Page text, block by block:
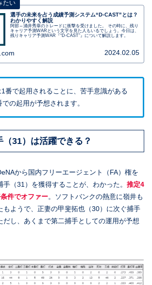
選手の未来を占う成績予測システム“D-CAST”とは？
わかりやすく解説
阿部⇔涌井秀章のトレードに衝撃を受けました。 その時に、残り
キャリア予測WARという文字を見た人もいるでしょう。今日は、
残りキャリア予測WAR『“D-CAST”』について解説します。
2024.02.05
番で起用されることに、苦手意識がある
の起用が予想されます。
31）は活躍できる？
から国内フリーエージェント（FA）権を
（31）を獲得することが、わかった。 推定4
件でオファー。ソフトバンクの熱意に嶺井も
もようで、正妻の甲斐拓也（30）に次ぐ捕手
だし、あくまで第二捕手としての運用が予想